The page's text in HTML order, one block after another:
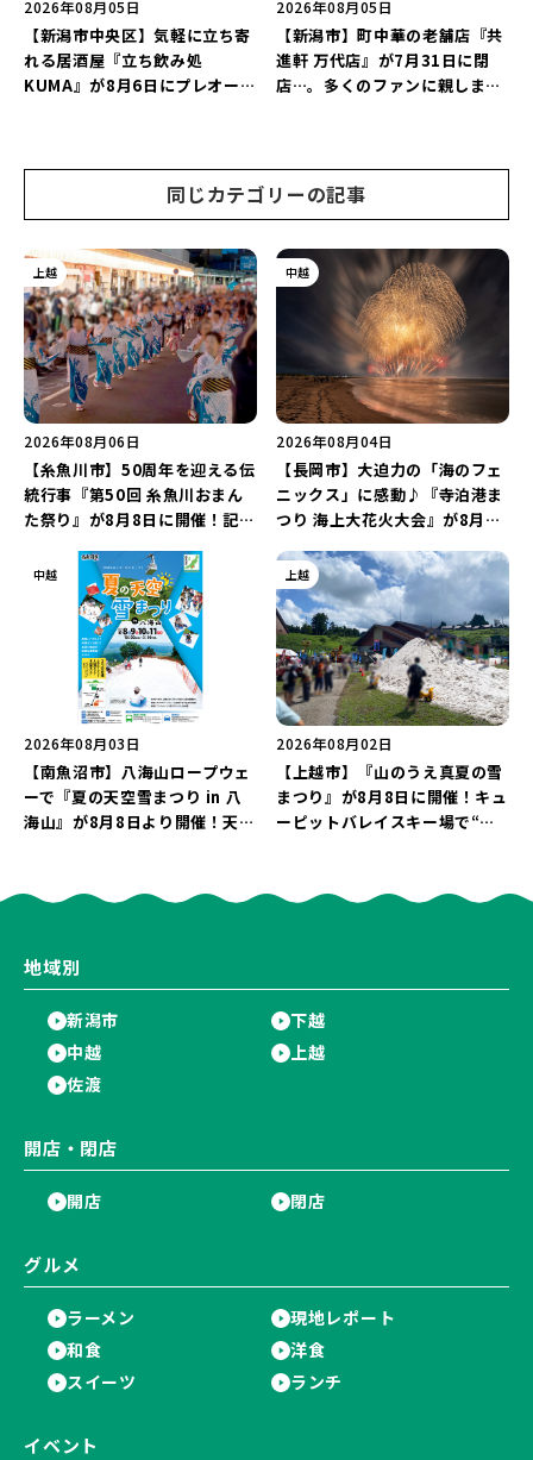
2026年08月05日
【新潟市中央区】気軽に立ち寄
れる居酒屋『立ち飲み処
KUMA』が8月6日にプレオープ
2026年08月05日
【新潟市】町中華の老舗店『共
進軒 万代店』が7月31日に閉
店…。多くのファンに親しまれ
同じカテゴリーの記事
上越
2026年08月06日
【糸魚川市】50周年を迎える伝
統行事『第50回 糸魚川おまん
た祭り』が8月8日に開催！記念
を楽しもう♪
中越
2026年08月04日
【長岡市】大迫力の「海のフェ
ニックス」に感動♪『寺泊港ま
つり 海上大花火大会』が8月7
5,000発の花火”を楽しもう♪
中越
2026年08月03日
【南魚沼市】八海山ロープウェ
ーで『夏の天空雪まつり in 八
海山』が8月8日より開催！天然
上越
2026年08月02日
【上越市】『山のうえ真夏の雪
まつり』が8月8日に開催！キュ
ーピットバレイスキー場で“真
地域別
新潟市
下越
中越
上越
佐渡
開店・閉店
開店 閉店
グルメ
ラーメン
現地レポート
和食
洋食
スイーツ
ランチ
イベント